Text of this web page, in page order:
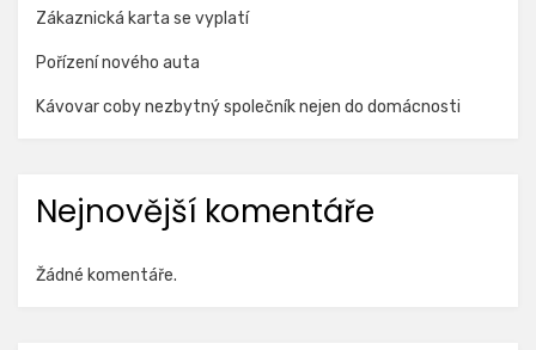
Zákaznická karta se vyplatí
Pořízení nového auta
Kávovar coby nezbytný společník nejen do domácnosti
Nejnovější komentáře
Žádné komentáře.